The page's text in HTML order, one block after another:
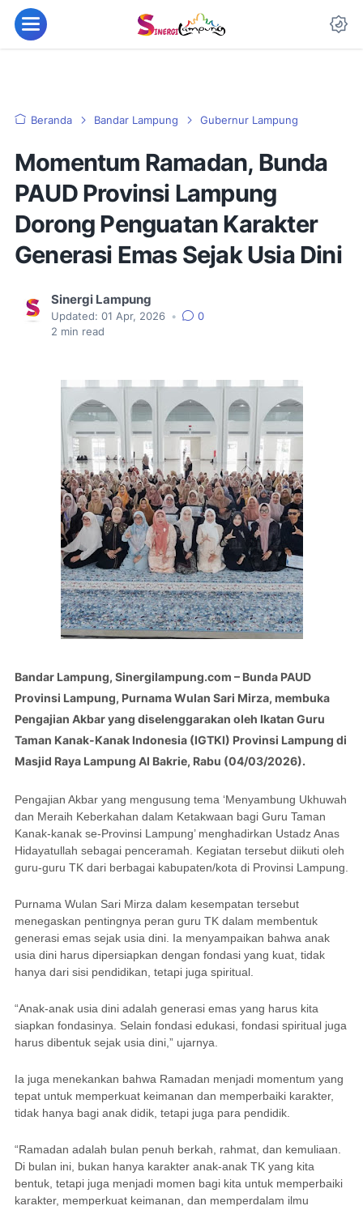
Beranda Bandar Lampung Gubernur Lampung
Momentum Ramadan, Bunda
PAUD Provinsi Lampung
Dorong Penguatan Karakter
Generasi Emas Sejak Usia Dini
Sinergi Lampung
Updated: 01 Apr, 2026 •
0
2 min read
Bandar Lampung, Sinergilampung.com – Bunda PAUD
Provinsi Lampung, Purnama Wulan Sari Mirza, membuka
Pengajian Akbar yang diselenggarakan oleh Ikatan Guru
Taman Kanak-Kanak Indonesia (IGTKI) Provinsi Lampung di
Masjid Raya Lampung Al Bakrie, Rabu (04/03/2026).
Pengajian Akbar yang mengusung tema ‘Menyambung Ukhuwah
dan Meraih Keberkahan dalam Ketakwaan bagi Guru Taman
Kanak-kanak se-Provinsi Lampung’ menghadirkan Ustadz Anas
Hidayatullah sebagai penceramah. Kegiatan tersebut diikuti oleh
guru-guru TK dari berbagai kabupaten/kota di Provinsi Lampung.
Purnama Wulan Sari Mirza dalam kesempatan tersebut
menegaskan pentingnya peran guru TK dalam membentuk
generasi emas sejak usia dini. Ia menyampaikan bahwa anak
usia dini harus dipersiapkan dengan fondasi yang kuat, tidak
hanya dari sisi pendidikan, tetapi juga spiritual.
“Anak-anak usia dini adalah generasi emas yang harus kita
siapkan fondasinya. Selain fondasi edukasi, fondasi spiritual juga
harus dibentuk sejak usia dini,” ujarnya.
Ia juga menekankan bahwa Ramadan menjadi momentum yang
tepat untuk memperkuat keimanan dan memperbaiki karakter,
tidak hanya bagi anak didik, tetapi juga para pendidik.
“Ramadan adalah bulan penuh berkah, rahmat, dan kemuliaan.
Di bulan ini, bukan hanya karakter anak-anak TK yang kita
bentuk, tetapi juga menjadi momen bagi kita untuk memperbaiki
karakter, memperkuat keimanan, dan memperdalam ilmu